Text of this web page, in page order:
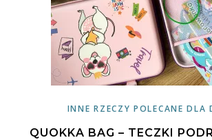
INNE RZECZY POLECANE DLA
QUOKKA BAG – TECZKI